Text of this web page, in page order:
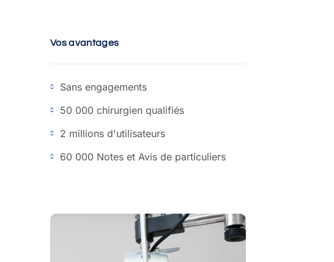
Vos avantages
Sans engagements
50 000 chirurgien qualifiés
2 millions d'utilisateurs
60 000 Notes et Avis de particuliers